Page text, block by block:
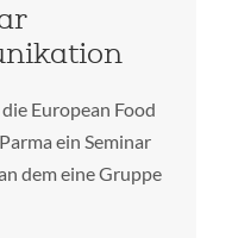
European Food
ein Seminar
dem eine Gruppe